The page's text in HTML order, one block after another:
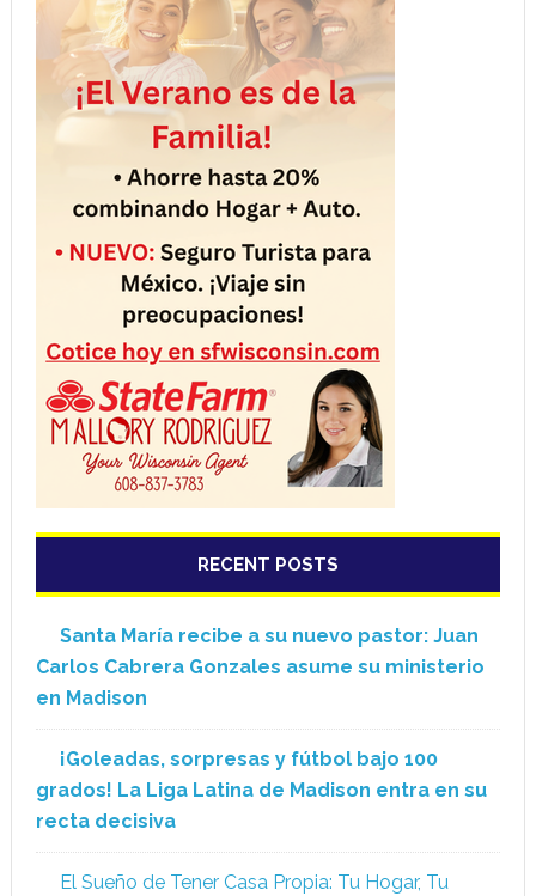
RECENT POSTS
Santa María recibe a su nuevo pastor: Juan
Carlos Cabrera Gonzales asume su ministerio
en Madison
¡Goleadas, sorpresas y fútbol bajo 100
grados! La Liga Latina de Madison entra en su
recta decisiva
El Sueño de Tener Casa Propia: Tu Hogar, Tu